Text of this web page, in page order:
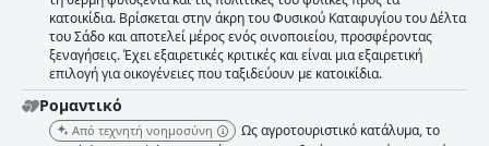
απόδραση. Το πρωινό στο Hotel da Barrosinha επαινείται σε μεγάλο
βαθμό για την ποιότητα, την ποικιλία και τη χρήση τοπικών προϊόντων
υψηλής ποιότητας. Οι επισκέπτες απολαμβάνουν τον γενναιόδωρο και
πλούσιο πρωινό μπουφέ, ο οποίος περιλαμβάνει φρέσκα φρούτα,
αρτοσκευάσματα, τοπικά τυριά και ατομικά παρασκευασμένα είδη. Η
όμορφη αίθουσα πρωινού και το ευχάριστο περιβάλλον φαγητού
αυξάνουν τη συνολική εμπειρία. Παρά κάποιες μικρές κριτικές σχετικά
κατοικίδια. Βρίσκεται στην άκρη του Φυσικού Καταφυγίου του Δέλτα
του Σάδο και αποτελεί μέρος ενός οινοποιείου, προσφέροντας
ξεναγήσεις. Έχει εξαιρετικές κριτικές και είναι μια εξαιρετική
επιλογή για οικογένειες που ταξιδεύουν με κατοικίδια.
Ρομαντικό
Από τεχνητή νοημοσύνη
Ως αγροτουριστικό κατάλυμα, το